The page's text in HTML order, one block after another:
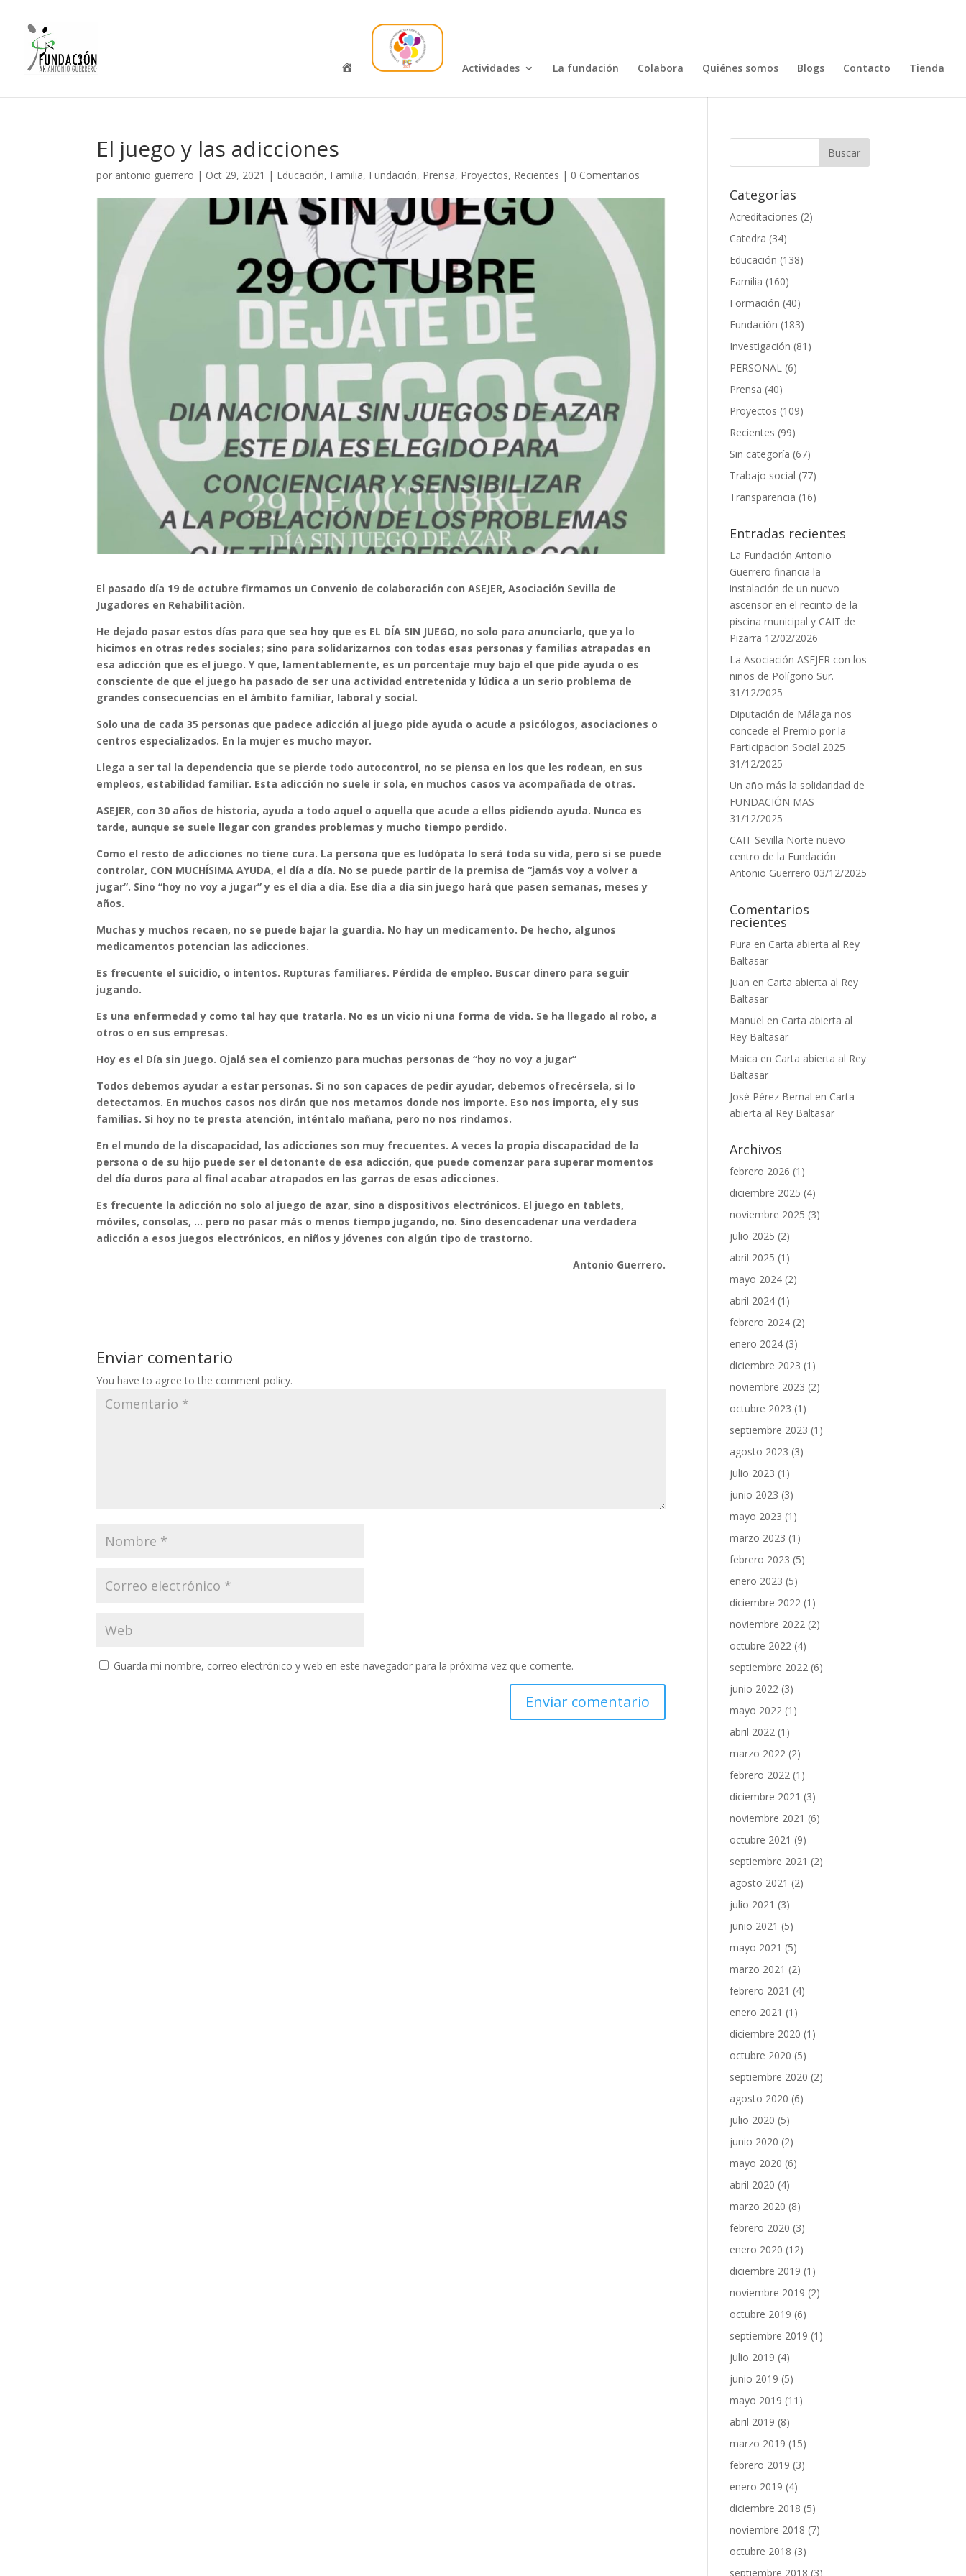
c
Actividades La fundación Colabora Quiénes somos Blogs Contacto Tienda
El juego y las adicciones
por antonio guerrero | Oct 29, 2021 | Educación, Familia, Fundación, Prensa, Proyectos, Recientes | 0 Comentarios
El pasado día 19 de octubre firmamos un Convenio de colaboración con ASEJER, Asociación Sevilla de
Jugadores en Rehabilitaciòn.
He dejado pasar estos días para que sea hoy que es EL DÍA SIN JUEGO, no solo para anunciarlo, que ya lo
hicimos en otras redes sociales; sino para solidarizarnos con todas esas personas y familias atrapadas en
esa adicción que es el juego. Y que, lamentablemente, es un porcentaje muy bajo el que pide ayuda o es
consciente de que el juego ha pasado de ser una actividad entretenida y lúdica a un serio problema de
grandes consecuencias en el ámbito familiar, laboral y social.
Solo una de cada 35 personas que padece adicción al juego pide ayuda o acude a psicólogos, asociaciones o
centros especializados. En la mujer es mucho mayor.
Llega a ser tal la dependencia que se pierde todo autocontrol, no se piensa en los que les rodean, en sus
empleos, estabilidad familiar. Esta adicción no suele ir sola, en muchos casos va acompañada de otras.
ASEJER, con 30 años de historia, ayuda a todo aquel o aquella que acude a ellos pidiendo ayuda. Nunca es
tarde, aunque se suele llegar con grandes problemas y mucho tiempo perdido.
Como el resto de adicciones no tiene cura. La persona que es ludópata lo será toda su vida, pero si se puede
controlar, CON MUCHÍSIMA AYUDA, el día a día. No se puede partir de la premisa de “jamás voy a volver a
jugar”. Sino “hoy no voy a jugar” y es el día a día. Ese día a día sin juego hará que pasen semanas, meses y
años.
Muchas y muchos recaen, no se puede bajar la guardia. No hay un medicamento. De hecho, algunos
medicamentos potencian las adicciones.
Es frecuente el suicidio, o intentos. Rupturas familiares. Pérdida de empleo. Buscar dinero para seguir
jugando.
Es una enfermedad y como tal hay que tratarla. No es un vicio ni una forma de vida. Se ha llegado al robo, a
otros o en sus empresas.
Hoy es el Día sin Juego. Ojalá sea el comienzo para muchas personas de “hoy no voy a jugar”
Todos debemos ayudar a estar personas. Si no son capaces de pedir ayudar, debemos ofrecérsela, si lo
detectamos. En muchos casos nos dirán que nos metamos donde nos importe. Eso nos importa, el y sus
familias. Si hoy no te presta atención, inténtalo mañana, pero no nos rindamos.
En el mundo de la discapacidad, las adicciones son muy frecuentes. A veces la propia discapacidad de la
persona o de su hijo puede ser el detonante de esa adicción, que puede comenzar para superar momentos
del día duros para al final acabar atrapados en las garras de esas adicciones.
Es frecuente la adicción no solo al juego de azar, sino a dispositivos electrónicos. El juego en tablets,
móviles, consolas, … pero no pasar más o menos tiempo jugando, no. Sino desencadenar una verdadera
adicción a esos juegos electrónicos, en niños y jóvenes con algún tipo de trastorno.
Antonio Guerrero.
Enviar comentario
You have to agree to the comment policy.
Guarda mi nombre, correo electrónico y web en este navegador para la próxima vez que comente.
Categorías
Acreditaciones (2)
Catedra (34)
Educación (138)
Familia (160)
Formación (40)
Fundación (183)
Investigación (81)
PERSONAL (6)
Prensa (40)
Proyectos (109)
Recientes (99)
Sin categoría (67)
Trabajo social (77)
Transparencia (16)
Entradas recientes
La Fundación Antonio
Guerrero financia la
instalación de un nuevo
ascensor en el recinto de la
piscina municipal y CAIT de
Pizarra 12/02/2026
La Asociación ASEJER con los
niños de Polígono Sur.
31/12/2025
Diputación de Málaga nos
concede el Premio por la
Participacion Social 2025
31/12/2025
Un año más la solidaridad de
FUNDACIÓN MAS
31/12/2025
CAIT Sevilla Norte nuevo
centro de la Fundación
Antonio Guerrero 03/12/2025
Comentarios
recientes
Pura en Carta abierta al Rey
Baltasar
Juan en Carta abierta al Rey
Baltasar
Manuel en Carta abierta al
Rey Baltasar
Maica en Carta abierta al Rey
Baltasar
José Pérez Bernal en Carta
abierta al Rey Baltasar
Archivos
febrero 2026 (1)
diciembre 2025 (4)
noviembre 2025 (3)
julio 2025 (2)
abril 2025 (1)
mayo 2024 (2)
abril 2024 (1)
febrero 2024 (2)
enero 2024 (3)
diciembre 2023 (1)
noviembre 2023 (2)
octubre 2023 (1)
septiembre 2023 (1)
agosto 2023 (3)
julio 2023 (1)
junio 2023 (3)
mayo 2023 (1)
marzo 2023 (1)
febrero 2023 (5)
enero 2023 (5)
diciembre 2022 (1)
noviembre 2022 (2)
octubre 2022 (4)
septiembre 2022 (6)
junio 2022 (3)
mayo 2022 (1)
abril 2022 (1)
marzo 2022 (2)
febrero 2022 (1)
diciembre 2021 (3)
noviembre 2021 (6)
octubre 2021 (9)
septiembre 2021 (2)
agosto 2021 (2)
julio 2021 (3)
junio 2021 (5)
mayo 2021 (5)
marzo 2021 (2)
febrero 2021 (4)
enero 2021 (1)
diciembre 2020 (1)
octubre 2020 (5)
septiembre 2020 (2)
agosto 2020 (6)
julio 2020 (5)
junio 2020 (2)
mayo 2020 (6)
abril 2020 (4)
marzo 2020 (8)
febrero 2020 (3)
enero 2020 (12)
diciembre 2019 (1)
noviembre 2019 (2)
octubre 2019 (6)
septiembre 2019 (1)
julio 2019 (4)
junio 2019 (5)
mayo 2019 (11)
abril 2019 (8)
marzo 2019 (15)
febrero 2019 (3)
enero 2019 (4)
diciembre 2018 (5)
noviembre 2018 (7)
octubre 2018 (3)
septiembre 2018 (3)